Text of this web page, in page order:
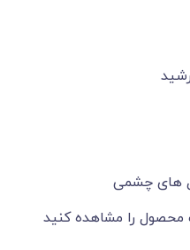
های چشمی
را مشاهده کنید